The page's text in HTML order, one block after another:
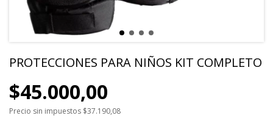
PROTECCIONES PARA NIÑOS KIT COMPLETO
$45.000,00
Precio sin impuestos $37.190,08